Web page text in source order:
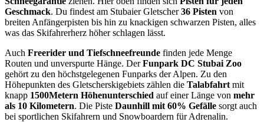
Geschmack. Du findest am Stubaier Gletscher36 Pisten von
breiten Anfängerpisten bis hin zu knackigen schwarzen Pisten, alles
was das Skifahrerherz höher schlagen lässt.
Auch Freerider und Tiefschneefreunde finden jede Menge
Routen und unverspurte Hänge. DerFunpark DC Stubai Zoo
gehört zu den höchstgelegenen Funparks der Alpen. Zu den
Höhepunkten des Gletscherskigebiets zählen die Talabfahrt mit
knapp 1500Metern Höhenunterschied auf einer Länge von mehr
als 10 Kilometern. Die Piste Daunhill mit 60% Gefälle sorgt auch
bei sportlichen Skifahrern und Snowboardern für Adrenalin.